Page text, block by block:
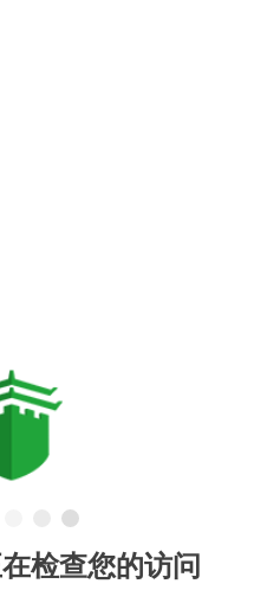
检查您的访问